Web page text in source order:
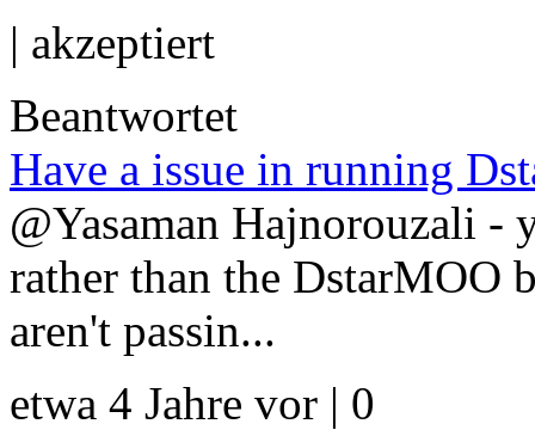
| akzeptiert
Beantwortet
Have a issue in running
@Yasaman Hajnorouzali -
rather than the DstarMOO
aren't passin...
etwa 4 Jahre vor | 0